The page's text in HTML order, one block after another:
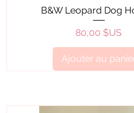
Aperçu rapide
B&W Leopard Dog
Prix
80,00 $US
Ajouter au